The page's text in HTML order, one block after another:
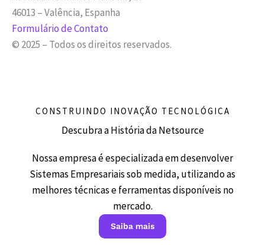
46013 – Valência, Espanha
Formulário de Contato
© 2025 – Todos os direitos reservados.
CONSTRUINDO INOVAÇÃO TECNOLÓGICA
Descubra a História da Netsource
Nossa empresa é especializada em desenvolver
Sistemas Empresariais sob medida, utilizando as
melhores técnicas e ferramentas disponíveis no
mercado.
Saiba mais